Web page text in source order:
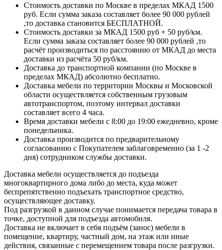
Стоимость доставки по Москве в пределах МКАД 1500
руб. Если сумма заказа составляет более 90 000 рублей
,то доставка становится БЕСПЛАТНОЙ.
Стоимость доставки за МКАД 1500 руб + 50 руб/км.
Если сумма заказа составляет более 90 000 рублей ,то
расчёт производиться по расстоянию от МКАД до места
доставки из расчёта 50 руб/км.
Доставка до транспортной компании (по Москве в
пределах МКАД) абсолютно бесплатно.
Доставка мебели по территории Москвы и Московской
области осуществляется собственным грузовым
автотранспортом, поэтому интервал доставки
составляет всего 4 часа.
Время доставки мебели с 8:00 до 19:00 ежедневно, кроме
понедельника.
Доставка производится по предварительному
согласованию с Покупателем заблаговременно (за 1 -2
дня) сотрудником службы доставки.
Доставка мебели осуществляется до подъезда
многоквартирного дома либо до места, куда может
беспрепятственно подъехать транспортное средство,
осуществляющее доставку.
Под разгрузкой в данном случае понимается передача товара в
точке, доступной для подъезда автомобиля.
Доставка не включает в себя подъём (занос) мебели в
помещение, квартиру, частный дом, на этаж или иные
действия, связанные с перемещением товара после разгрузки.